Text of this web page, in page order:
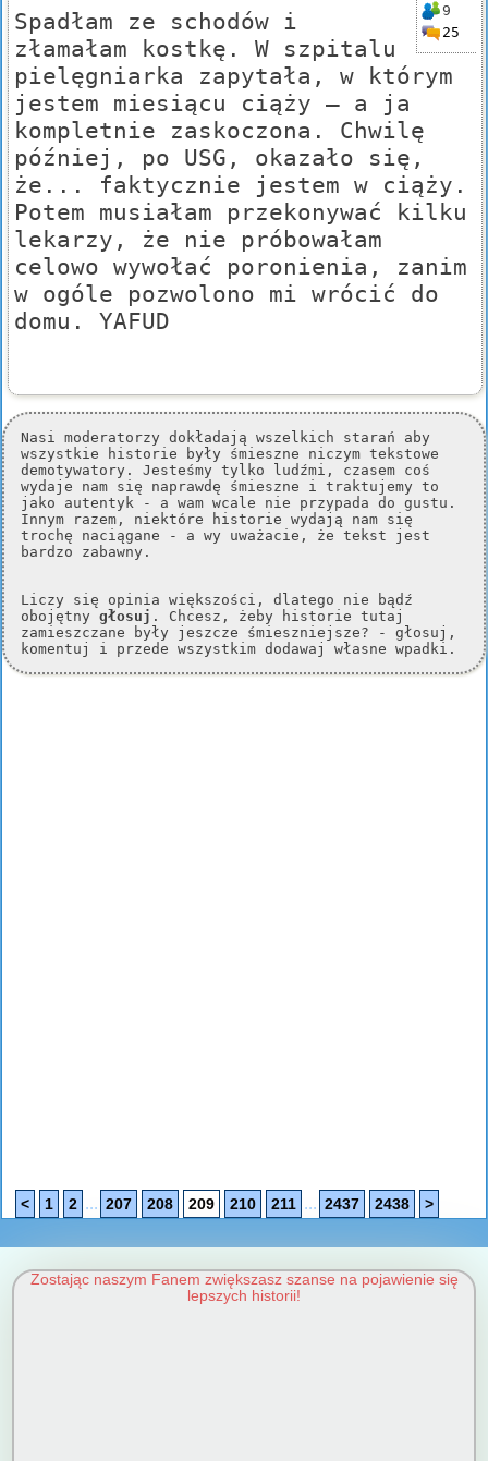
9
25
Spadłam ze schodów i
złamałam kostkę. W szpitalu
pielęgniarka zapytała, w którym
jestem miesiącu ciąży — a ja
kompletnie zaskoczona. Chwilę
później, po USG, okazało się,
że... faktycznie jestem w ciąży.
Potem musiałam przekonywać kilku
lekarzy, że nie próbowałam
celowo wywołać poronienia, zanim
w ogóle pozwolono mi wrócić do
domu. YAFUD
Nasi moderatorzy dokładają wszelkich starań aby
wszystkie historie były śmieszne niczym tekstowe
demotywatory. Jesteśmy tylko ludźmi, czasem coś
wydaje nam się naprawdę śmieszne i traktujemy to
jako autentyk - a wam wcale nie przypada do gustu.
Innym razem, niektóre historie wydają nam się
trochę naciągane - a wy uważacie, że tekst jest
bardzo zabawny.
Liczy się opinia większości, dlatego nie bądź
obojętny głosuj . Chcesz, żeby historie tutaj
zamieszczane były jeszcze śmieszniejsze? - głosuj,
komentuj i przede wszystkim dodawaj własne wpadki.
< 1 2 ... 207 208 209 210 211 ... 2437 2438 >
Zostając naszym Fanem zwiększasz szanse na pojawienie się
lepszych historii!